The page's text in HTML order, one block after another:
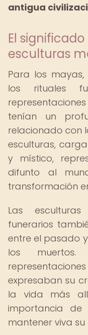
antigua
El
esculturas
Para los
los rituales
tenían un
relacionado con
esculturas,
y místico,
difunto al
transformación
Las
funerarios
entre el pasado
los
expresaban su
la vida más
importancia
mantener viva su